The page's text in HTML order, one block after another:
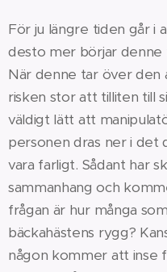
För ju längre tiden går i
desto mer börjar
När denne tar över den
risken stor att tilliten till
väldigt lätt att
personen dras ner i det
vara farligt. Sådant har
sammanhang och
frågan är hur många
bäckahästens rygg?
någon kommer att inse